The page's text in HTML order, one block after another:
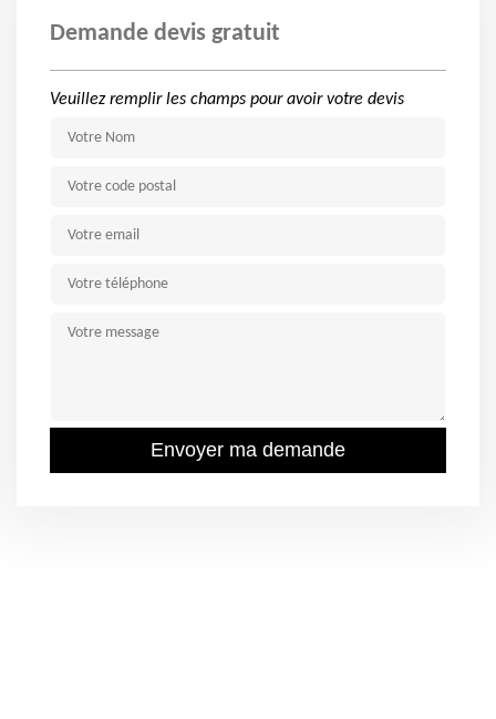
Demande devis gratuit
Veuillez remplir les champs pour avoir votre devis